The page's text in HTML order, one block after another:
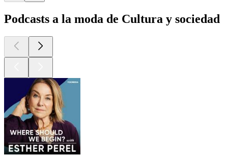
Podcasts a la moda de Cultura y sociedad